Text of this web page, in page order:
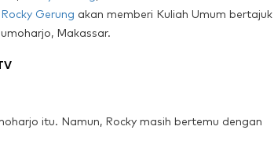
Rocky Gerung akan memberi Kuliah Umum bertajuk
Makassar.
itu. Namun, Rocky masih bertemu dengan